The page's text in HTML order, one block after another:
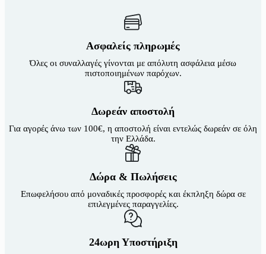
Ασφαλείς πληρωμές
Όλες οι συναλλαγές γίνονται με απόλυτη ασφάλεια μέσω
πιστοποιημένων παρόχων.
Δωρεάν αποστολή
Για αγορές άνω των 100€, η αποστολή είναι εντελώς δωρεάν σε όλη
την Ελλάδα.
Δώρα & Πωλήσεις
Επωφελήσου από μοναδικές προσφορές και έκπληξη δώρα σε
επιλεγμένες παραγγελίες.
24ωρη Υποστήριξη